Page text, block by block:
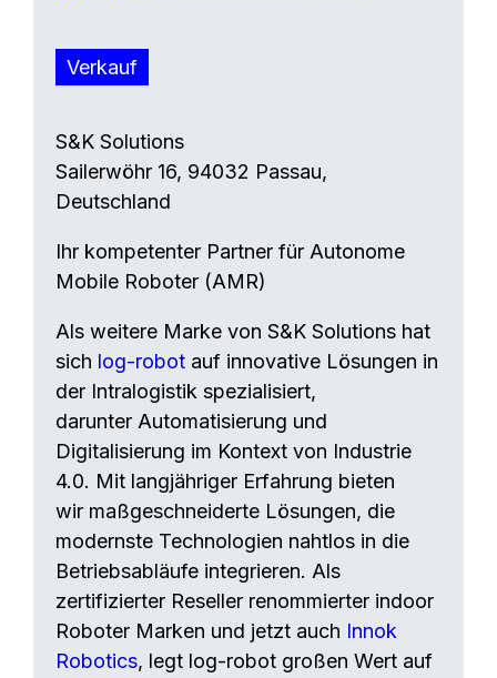
Verkauf
S&K Solutions
Sailerwöhr 16, 94032 Passau,
Deutschland
Ihr kompetenter Partner für Autonome
Mobile Roboter (AMR)
Als weitere Marke von S&K Solutions hat
sich log-robot auf innovative Lösungen in
der Intralogistik spezialisiert,
darunter Automatisierung und
Digitalisierung im Kontext von Industrie
4.0. Mit langjähriger Erfahrung bieten
wir maßgeschneiderte Lösungen, die
modernste Technologien nahtlos in die
Betriebsabläufe integrieren. Als
zertifizierter Reseller renommierter indoor
Roboter Marken und jetzt auch Innok
Robotics, legt log-robot großen Wert auf